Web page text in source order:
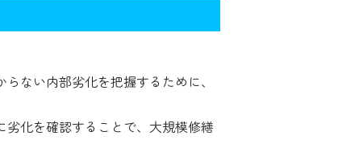
ない内部劣化を把握するために、
化を確認することで、大規模修繕